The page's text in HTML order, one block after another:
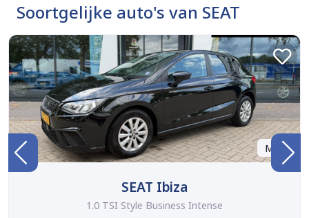
Soortgelijke auto's van SEAT
Marge
SEAT Ibiza
1.0 TSI Style Business Intense